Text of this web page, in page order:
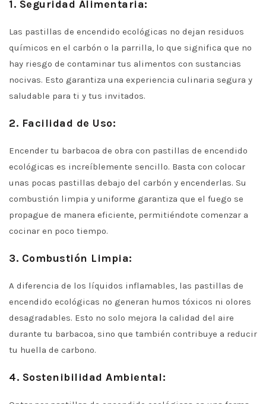
1. Seguridad Alimentaria:
Las pastillas de encendido ecológicas no dejan residuos
químicos en el carbón o la parrilla, lo que significa que no
hay riesgo de contaminar tus alimentos con sustancias
nocivas. Esto garantiza una experiencia culinaria segura y
saludable para ti y tus invitados.
2. Facilidad de Uso:
Encender tu barbacoa de obra con pastillas de encendido
ecológicas es increíblemente sencillo. Basta con colocar
unas pocas pastillas debajo del carbón y encenderlas. Su
combustión limpia y uniforme garantiza que el fuego se
propague de manera eficiente, permitiéndote comenzar a
cocinar en poco tiempo.
3. Combustión Limpia:
A diferencia de los líquidos inflamables, las pastillas de
encendido ecológicas no generan humos tóxicos ni olores
desagradables. Esto no solo mejora la calidad del aire
durante tu barbacoa, sino que también contribuye a reducir
tu huella de carbono.
4. Sostenibilidad Ambiental: